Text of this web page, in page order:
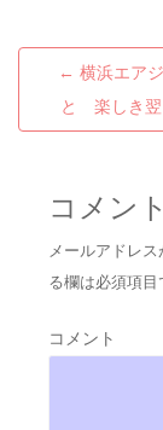
Post
← 横浜エア
と 楽しき翌
コメン
メールアドレ
る欄は必須項目
コメント